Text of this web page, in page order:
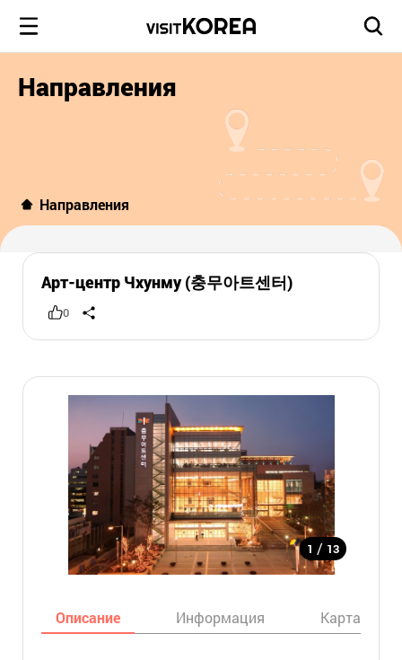
Направления
Направления
Арт-центр Чхунму (충무아트센터)
0
1 / 13
Описание Информация Карта